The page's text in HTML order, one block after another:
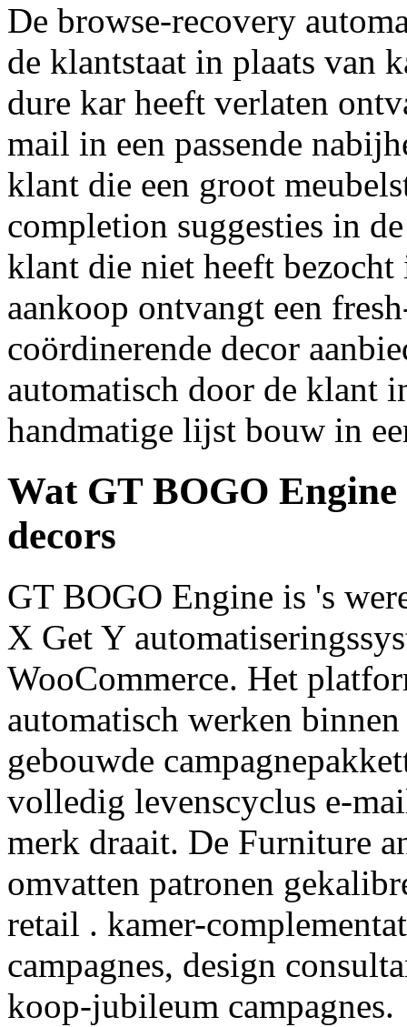
De browse-recovery
de klantstaat in plaats van
dure kar heeft verlaten
mail in een passende
klant die een groot
completion suggesties in
klant die niet heeft bezocht
aankoop ontvangt een
coördinerende decor
automatisch door de klant
handmatige lijst bouw in
Wat GT BOGO
decors
GT BOGO Engine is 's
X Get Y
WooCommerce. Het
automatisch werken
gebouwde
volledig levenscyclus e-
merk draait. De Furniture
omvatten patronen
retail . kamer-
campagnes, design
koop-jubileum campagnes.